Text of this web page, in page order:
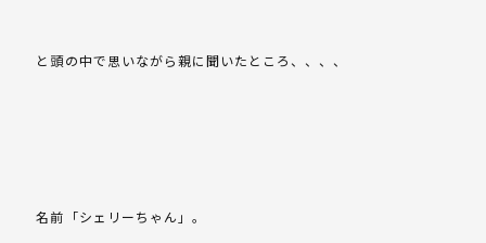
と頭の中で思いながら親に聞いたところ、、、、
名前「シェリーちゃん」。